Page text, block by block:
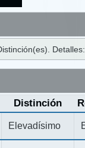
Detalles:
Distinción
Elevadísimo